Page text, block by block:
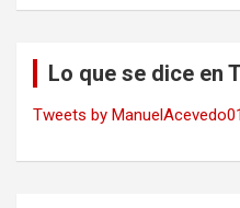
Lo que se dice en
Tweets by ManuelAcevedo01